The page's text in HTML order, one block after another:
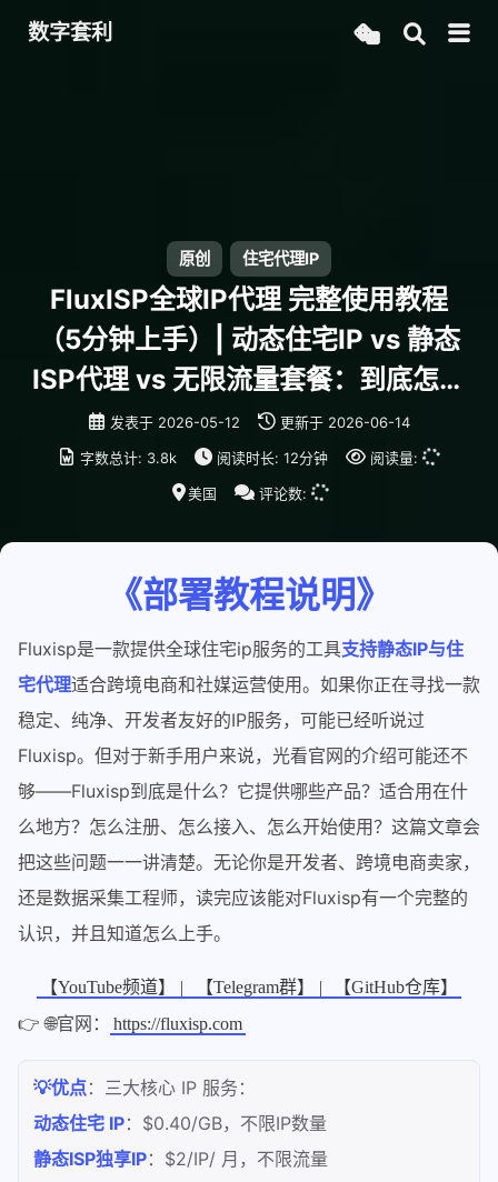
数字套利
原创 住宅代理IP
FluxISP全球IP代理 完整使用教程
（5分钟上手）| 动态住宅IP vs 静态
ISP代理 vs 无限流量套餐：到底怎么
选？
发表于 2026-05-12 更新于 2026-06-14
字数总计: 3.8k 阅读时长: 12分钟
阅读量:
美国
评论数:
《部署教程说明》
Fluxisp是一款提供全球住宅ip服务的工具支持静态IP与住
宅代理适合跨境电商和社媒运营使用。如果你正在寻找一款
稳定、纯净、开发者友好的IP服务，可能已经听说过
Fluxisp。但对于新手用户来说，光看官网的介绍可能还不
够——Fluxisp到底是什么？它提供哪些产品？适合用在什
么地方？怎么注册、怎么接入、怎么开始使用？这篇文章会
把这些问题一一讲清楚。无论你是开发者、跨境电商卖家，
还是数据采集工程师，读完应该能对Fluxisp有一个完整的
认识，并且知道怎么上手。
【YouTube频道】 | 【Telegram群】 | 【GitHub仓库】
👉 🌐官网： https://fluxisp.com
💡优点：三大核心 IP 服务：
动态住宅 IP：$0.40/GB，不限IP数量
静态ISP独享IP：$2/IP/ 月，不限流量